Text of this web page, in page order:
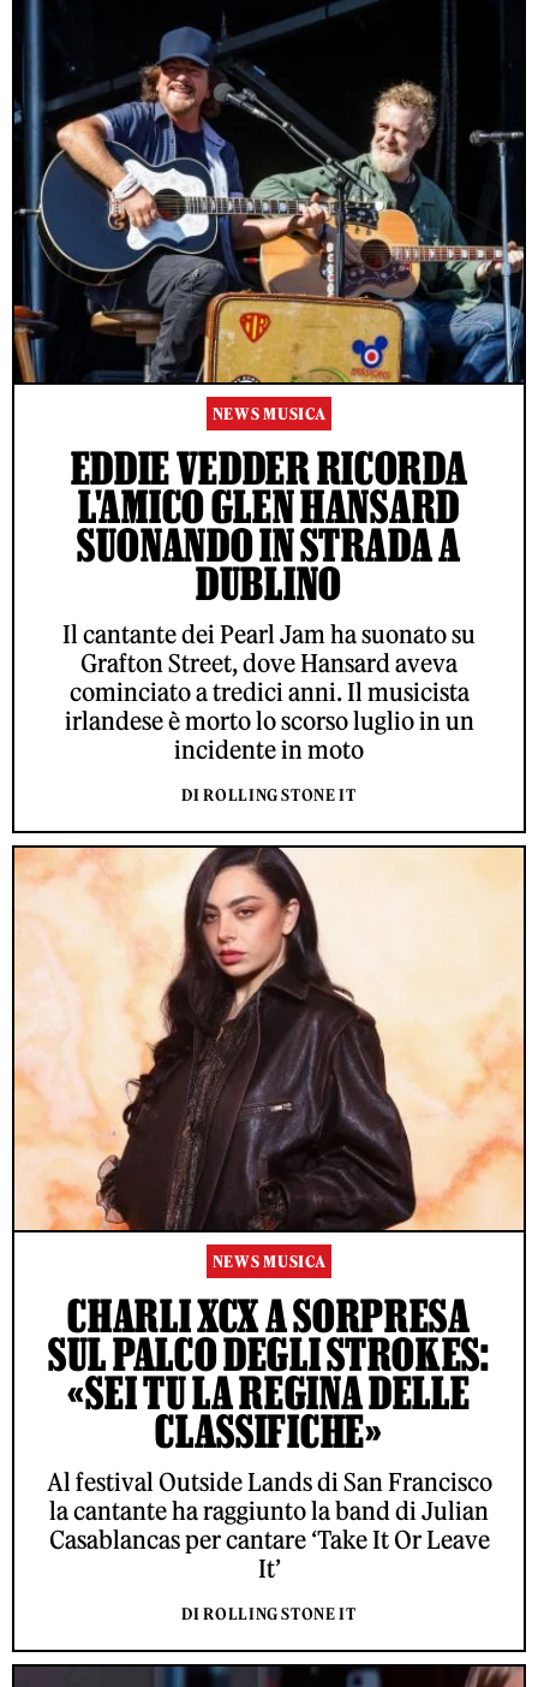
NEWS MUSICA
EDDIE VEDDER RICORDA
L'AMICO GLEN HANSARD
SUONANDO IN STRADA A
DUBLINO
Il cantante dei Pearl Jam ha suonato su
Grafton Street, dove Hansard aveva
cominciato a tredici anni. Il musicista
irlandese è morto lo scorso luglio in un
incidente in moto
DI ROLLING STONE IT
NEWS MUSICA
CHARLI XCX A SORPRESA
SUL PALCO DEGLI STROKES:
«SEI TU LA REGINA DELLE
CLASSIFICHE»
Al festival Outside Lands di San Francisco
la cantante ha raggiunto la band di Julian
Casablancas per cantare ‘Take It Or Leave
It’
DI ROLLING STONE IT